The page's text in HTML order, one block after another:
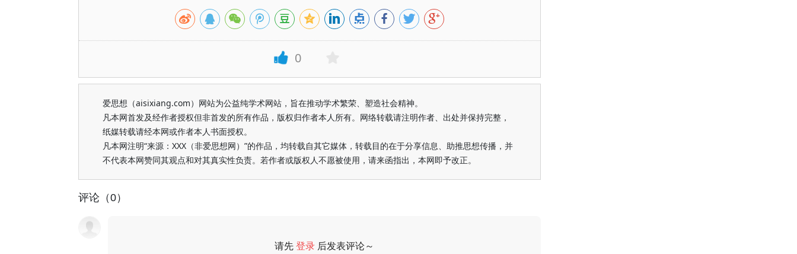
0
爱思想（aisixiang.com）网站为公益纯学术网站，旨在推动学术繁荣、塑造社会精神。
凡本网首发及经作者授权但非首发的所有作品，版权归作者本人所有。网络转载请注明作者、出处并保持完整，
纸媒转载请经本网或作者本人书面授权。
凡本网注明“来源：XXX（非爱思想网）”的作品，均转载自其它媒体，转载目的在于分享信息、助推思想传播，并
不代表本网赞同其观点和对其真实性负责。若作者或版权人不愿被使用，请来函指出，本网即予改正。
评论（0）
请先登录 后发表评论～